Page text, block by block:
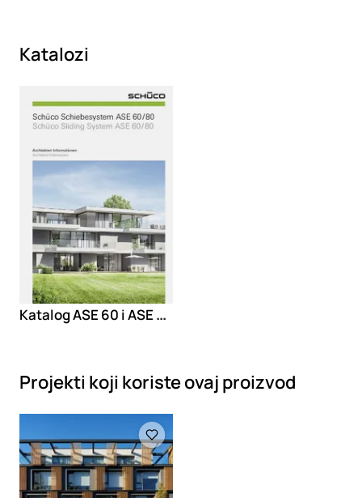
Katalozi
Katalog ASE 60 i ASE 80 HI
Projekti koji koriste ovaj proizvod